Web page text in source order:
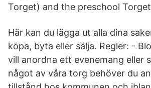
Torget) and the preschool
Här kan du lägga ut alla dina
köpa, byta eller sälja. Regler: -
vill anordna ett evenemang eller
något av våra torg behöver du